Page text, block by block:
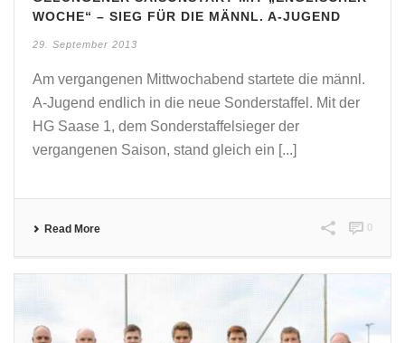
WOCHE“ – SIEG FÜR DIE MÄNNL. A-JUGEND
29. September 2013
Am vergangenen Mittwochabend startete die männl.
A-Jugend endlich in die neue Sonderstaffel. Mit der
HG Saase 1, dem Sonderstaffelsieger der
vergangenen Saison, stand gleich ein [...]
Read More 0